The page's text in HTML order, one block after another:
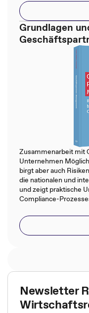
Grundlagen
Zusammenarbeit mit
Unternehmen
birgt aber auch
die nationalen und
und zeigt praktische
Compliance-
Newsletter